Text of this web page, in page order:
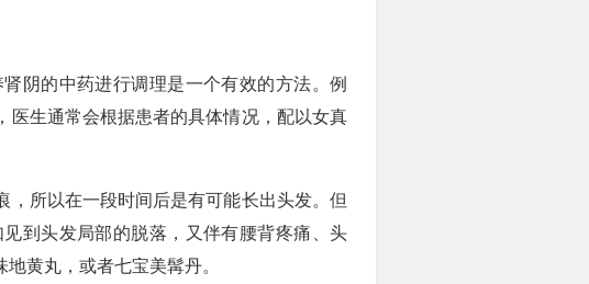
阴的中药进行调理是一个有效的方法。例
医生通常会根据患者的具体情况，配以女真
所以在一段时间后是有可能长出头发。但
到头发局部的脱落，又伴有腰背疼痛、头
黄丸，或者七宝美髯丹。